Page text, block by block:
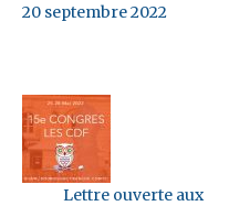
20 septembre 2022
Lettre ouverte aux